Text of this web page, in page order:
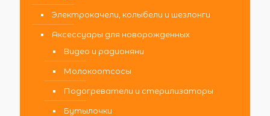
Электрокачели, колыбели и шезлонги
Аксессуары для новорожденных
Видео и радионяни
Молокоотсосы
Подогреватели и стерилизаторы
Бутылочки